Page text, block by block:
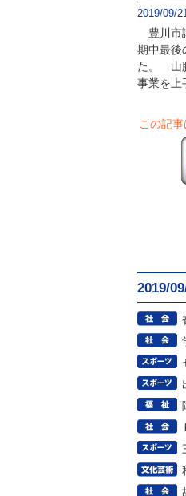
2019/09/
豊川市
期中最後
た。 山
事業を上
この記事
2019/